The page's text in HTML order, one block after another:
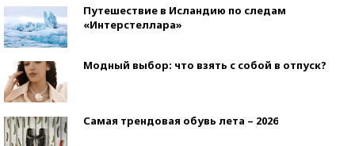
Путешествие в Исландию по следам
«Интерстеллара»
Модный выбор: что взять с собой в отпуск?
Самая трендовая обувь лета – 2026